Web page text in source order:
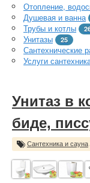
Отопление,
Душевая и ванна
Трубы и котлы
Унитазы 25
Сантехнические
Услуги
Унитаз в
биде,
Сантехника и сауна